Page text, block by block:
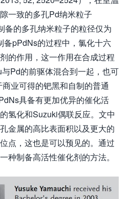
一致的多孔Pd纳米粒子
备的多孔纳米粒子的粒径仅为
备pPdNs的过程中，氯化十六
的作用，这一作用在合成过程
Pd的前驱体混合到一起，也可
业可得的钯黑和自制的普通
具备有更加优异的催化活
氢化和Suzuki偶联反应。文中
金属的高比表面积以及更大的
点，这也是可以预见的。通过
种制备高活性催化剂的方法。